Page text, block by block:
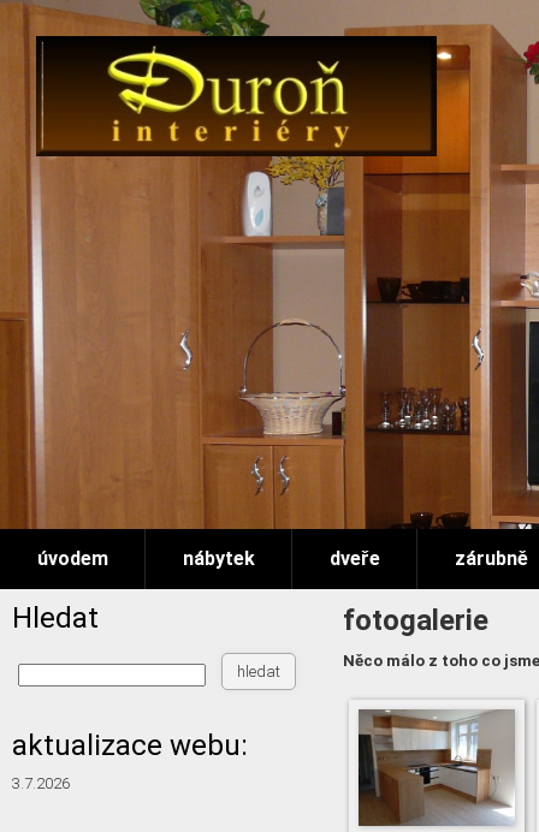
úvodem nábytek dveře zárubně
Hledat
aktualizace webu:
3.7.2026
fotogalerie
Něco málo z toho co